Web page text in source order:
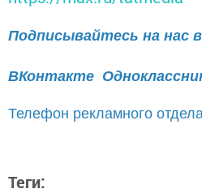
Подписывайтесь на нас
ВКонтакте
Телефон рекламного отдела
Теги: